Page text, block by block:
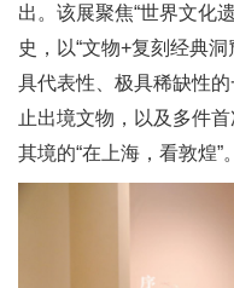
出。该展聚焦“世界文化
史，以“文物+复刻经典
具代表性、极具稀缺性
止出境文物，以及多件
其境的“在上海，看敦煌”。